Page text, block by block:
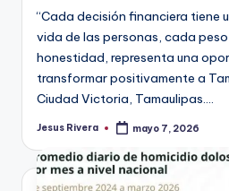
“Cada decisión financiera tiene
vida de las personas, cada
honestidad, representa una
transformar positivamente a
Ciudad Victoria, Tamaulipas.…
Publicado
Jesus Rivera mayo 7, 2026